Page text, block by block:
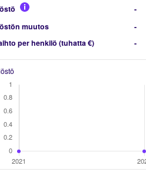
-
muutos
-
per henkilö (tuhatta €)
-